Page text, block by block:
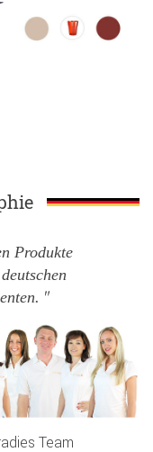
Produkte
Team